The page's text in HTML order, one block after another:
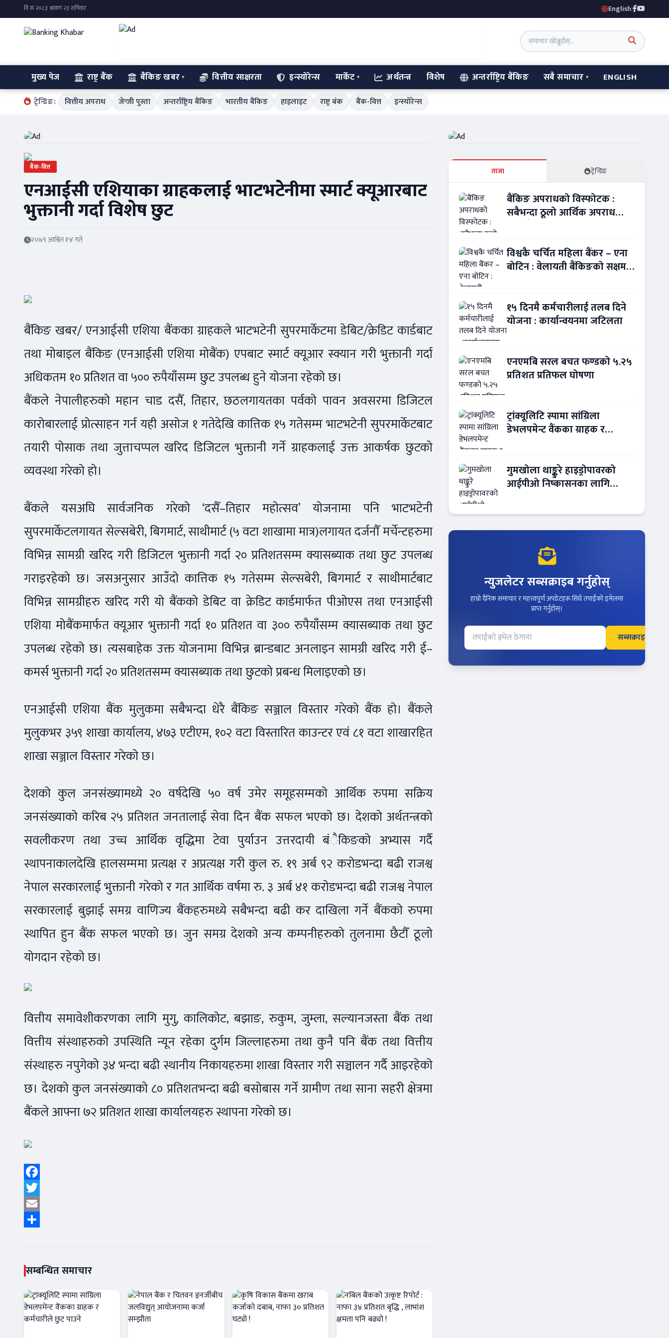
English|
मुख्य पेज राष्ट्र बैंक बैंकिङ खबर वित्तीय साक्षरता इन्स्योरेन्स मार्केट अर्थतन्त्र विशेष अन्तर्राष्ट्रिय बैंकिङ सबै समाचार ENGLISH
ट्रेन्डिङ: वित्तीय अपराध जेन्जी पुस्ता अन्तर्राष्ट्रिय बैंकिङ भारतीय बैंकिङ हाइलाइट राष्ट्र बंक बैंक-वित्त इन्स्योरेन्स
बैंक-वित्त
एनआईसी एशियाका ग्राहकलाई भाटभटेनीमा स्मार्ट क्यूआरबाट
भुक्तानी गर्दा विशेष छुट
२०७९ आश्विन १४ गते
बैंकिङ खबर/ एनआईसी एशिया बैंकका ग्राहकले भाटभटेनी सुपरमार्केटमा डेबिट/क्रेडिट कार्डबाट
तथा मोबाइल बैंकिङ (एनआईसी एशिया मोबैंक) एपबाट स्मार्ट क्यूआर स्क्यान गरी भुक्तानी गर्दा
अधिकतम १० प्रतिशत वा ५०० रुपैयाँसम्म छुट उपलब्ध हुने योजना रहेको छ।
बैंकले नेपालीहरुको महान चाड दसैँ, तिहार, छठलगायतका पर्वको पावन अवसरमा डिजिटल
कारोबारलाई प्रोत्साहन गर्न यही असोज १ गतेदेखि कात्तिक १५ गतेसम्म भाटभटेनी सुपरमार्केटबाट
तयारी पोसाक तथा जुत्ताचप्पल खरिद डिजिटल भुक्तानी गर्ने ग्राहकलाई उक्त आकर्षक छुटको
व्यवस्था गरेको हो।
बैंकले यसअघि सार्वजनिक गरेको ‘दसैँ–तिहार महोत्सव’ योजनामा पनि भाटभटेनी
सुपरमार्केटलगायत सेल्सबेरी, बिगमार्ट, साथीमार्ट (५ वटा शाखामा मात्र)लगायत दर्जनौँ मर्चेन्टहरुमा
विभिन्न सामग्री खरिद गरी डिजिटल भुक्तानी गर्दा २० प्रतिशतसम्म क्यासब्याक तथा छुट उपलब्ध
गराइरहेको छ। जसअनुसार आउँदो कात्तिक १५ गतेसम्म सेल्सबेरी, बिगमार्ट र साथीमार्टबाट
विभिन्न सामग्रीहरु खरिद गरी यो बैंकको डेबिट वा क्रेडिट कार्डमार्फत पीओएस तथा एनआईसी
एशिया मोबैंकमार्फत क्यूआर भुक्तानी गर्दा १० प्रतिशत वा ३०० रुपैयाँसम्म क्यासब्याक तथा छुट
उपलब्ध रहेको छ। त्यसबाहेक उक्त योजनामा विभिन्न ब्रान्डबाट अनलाइन सामग्री खरिद गरी ई–
कमर्स भुक्तानी गर्दा २० प्रतिशतसम्म क्यासब्याक तथा छुटको प्रबन्ध मिलाइएको छ।
एनआईसी एशिया बैंक मुलुकमा सबैभन्दा धेरै बैंकिङ सञ्जाल विस्तार गरेको बैंक हो। बैंकले
मुलुकभर ३५९ शाखा कार्यालय, ४७३ एटीएम, १०२ वटा विस्तारित काउन्टर एवं ८१ वटा शाखारहित
शाखा सञ्जाल विस्तार गरेको छ।
देशको कुल जनसंख्यामध्ये २० वर्षदेखि ५० वर्ष उमेर समूहसम्मको आर्थिक रुपमा सक्रिय
जनसंख्याको करिब २५ प्रतिशत जनतालाई सेवा दिन बैंक सफल भएको छ। देशको अर्थतन्त्रको
सवलीकरण तथा उच्च आर्थिक वृद्धिमा टेवा पुर्याउन उत्तरदायी बंैकिङको अभ्यास गर्दै
स्थापनाकालदेखि हालसम्ममा प्रत्यक्ष र अप्रत्यक्ष गरी कुल रु. १९ अर्ब ९२ करोडभन्दा बढी राजश्व
नेपाल सरकारलाई भुक्तानी गरेको र गत आर्थिक वर्षमा रु. ३ अर्ब ४१ करोडभन्दा बढी राजश्व नेपाल
सरकारलाई बुझाई समग्र वाणिज्य बैंकहरुमध्ये सबैभन्दा बढी कर दाखिला गर्ने बैंकको रुपमा
स्थापित हुन बैंक सफल भएको छ। जुन समग्र देशको अन्य कम्पनीहरुको तुलनामा छैटौँ ठूलो
योगदान रहेको छ।
वित्तीय समावेशीकरणका लागि मुगु, कालिकोट, बझाङ, रुकुम, जुम्ला, सल्यानजस्ता बैंक तथा
वित्तीय संस्थाहरुको उपस्थिति न्यून रहेका दुर्गम जिल्लाहरुमा तथा कुनै पनि बैंक तथा वित्तीय
संस्थाहरु नपुगेको ३४ भन्दा बढी स्थानीय निकायहरुमा शाखा विस्तार गरी सञ्चालन गर्दै आइरहेको
छ। देशको कुल जनसंख्याको ८० प्रतिशतभन्दा बढी बसोबास गर्ने ग्रामीण तथा साना सहरी क्षेत्रमा
बैंकले आफ्ना ७२ प्रतिशत शाखा कार्यालयहरु स्थापना गरेको छ।
Facebook
Twitter
Email
सम्बन्धित समाचार
ताजा ट्रेन्डिङ
बैंकिङ अपराधको विस्फोटक :
सबैभन्दा ठूलो आर्थिक अपराध
विश्वकै चर्चित महिला बैंकर – एना
बोटिन : वेलायती बैंकिङको सक्षम
१५ दिनमै कर्मचारीलाई तलब दिने
योजना : कार्यान्वयनमा जटिलता
एनएमबि सरल बचत फण्डको ५.२५
प्रतिशत प्रतिफल घोषणा
ट्रांक्यूलिटि स्पामा सांग्रिला
डेभलपमेन्ट वैंकका ग्राहक र
गुमखोला थाङ्कुरे हाइड्रोपावरको
आईपीओ निष्कासनका लागि
न्युजलेटर सब्सक्राइब गर्नुहोस्
हाम्रो दैनिक समाचार र महत्त्वपूर्ण अपडेटहरू सिधै तपाईंको इमेलमा
प्राप्त गर्नुहोस्।
सब्सक्राइब